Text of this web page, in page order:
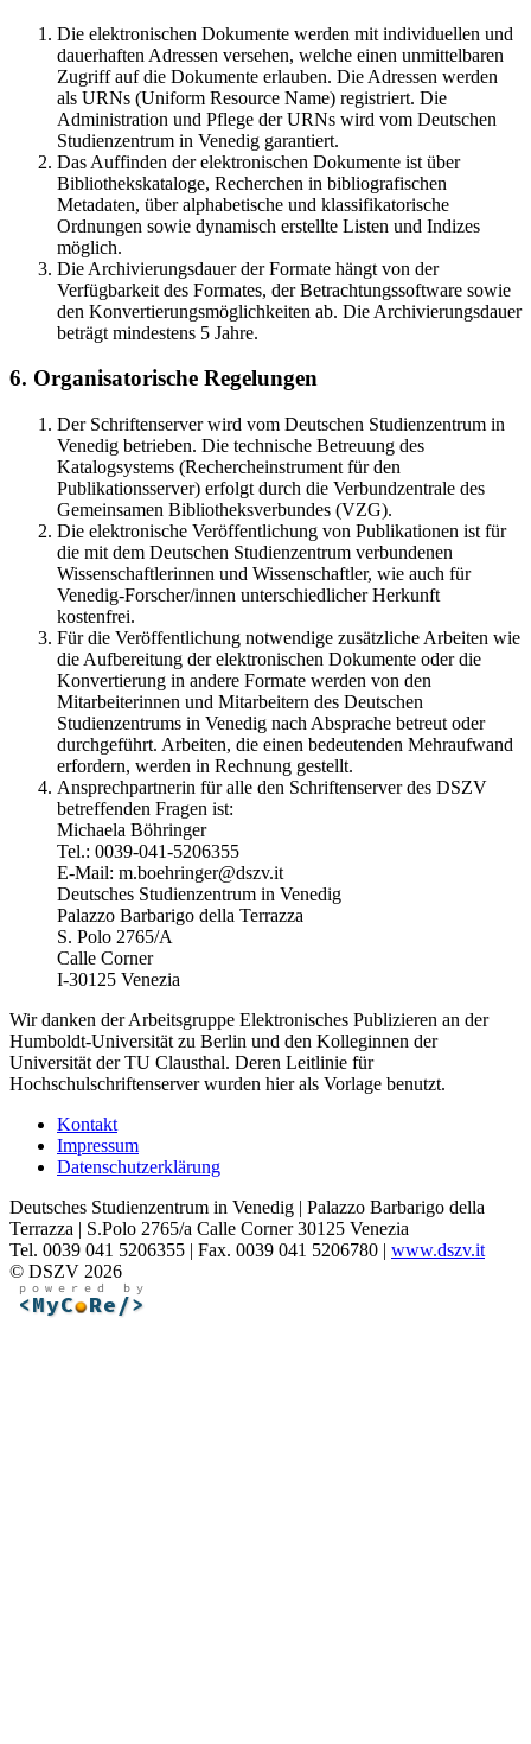
Die elektronischen Dokumente werden mit individuellen und
dauerhaften Adressen versehen, welche einen unmittelbaren
Zugriff auf die Dokumente erlauben. Die Adressen werden
als URNs (Uniform Resource Name) registriert. Die
Administration und Pflege der URNs wird vom Deutschen
Studienzentrum in Venedig garantiert.
Das Auffinden der elektronischen Dokumente ist über
Bibliothekskataloge, Recherchen in bibliografischen
Metadaten, über alphabetische und klassifikatorische
Ordnungen sowie dynamisch erstellte Listen und Indizes
möglich.
Die Archivierungsdauer der Formate hängt von der
Verfügbarkeit des Formates, der Betrachtungssoftware sowie
den Konvertierungsmöglichkeiten ab. Die Archivierungsdauer
beträgt mindestens 5 Jahre.
6. Organisatorische Regelungen
Der Schriftenserver wird vom Deutschen Studienzentrum in
Venedig betrieben. Die technische Betreuung des
Katalogsystems (Rechercheinstrument für den
Publikationsserver) erfolgt durch die Verbundzentrale des
Gemeinsamen Bibliotheksverbundes (VZG).
Die elektronische Veröffentlichung von Publikationen ist für
die mit dem Deutschen Studienzentrum verbundenen
Wissenschaftlerinnen und Wissenschaftler, wie auch für
Venedig-Forscher/innen unterschiedlicher Herkunft
kostenfrei.
Für die Veröffentlichung notwendige zusätzliche Arbeiten wie
die Aufbereitung der elektronischen Dokumente oder die
Konvertierung in andere Formate werden von den
Mitarbeiterinnen und Mitarbeitern des Deutschen
Studienzentrums in Venedig nach Absprache betreut oder
durchgeführt. Arbeiten, die einen bedeutenden Mehraufwand
erfordern, werden in Rechnung gestellt.
Ansprechpartnerin für alle den Schriftenserver des DSZV
betreffenden Fragen ist:
Michaela Böhringer
Tel.: 0039-041-5206355
E-Mail: m.boehringer@dszv.it
Deutsches Studienzentrum in Venedig
Palazzo Barbarigo della Terrazza
S. Polo 2765/A
Calle Corner
I-30125 Venezia
Wir danken der Arbeitsgruppe Elektronisches Publizieren an der
Humboldt-Universität zu Berlin und den Kolleginnen der
Universität der TU Clausthal. Deren Leitlinie für
Hochschulschriftenserver wurden hier als Vorlage benutzt.
Kontakt
Impressum
Datenschutzerklärung
Deutsches Studienzentrum in Venedig | Palazzo Barbarigo della
Terrazza | S.Polo 2765/a Calle Corner 30125 Venezia
Tel. 0039 041 5206355 | Fax. 0039 041 5206780 | www.dszv.it
© DSZV 2026